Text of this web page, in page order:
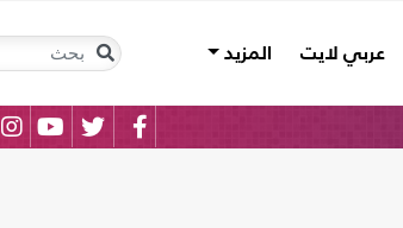
عربي لايت المزيد